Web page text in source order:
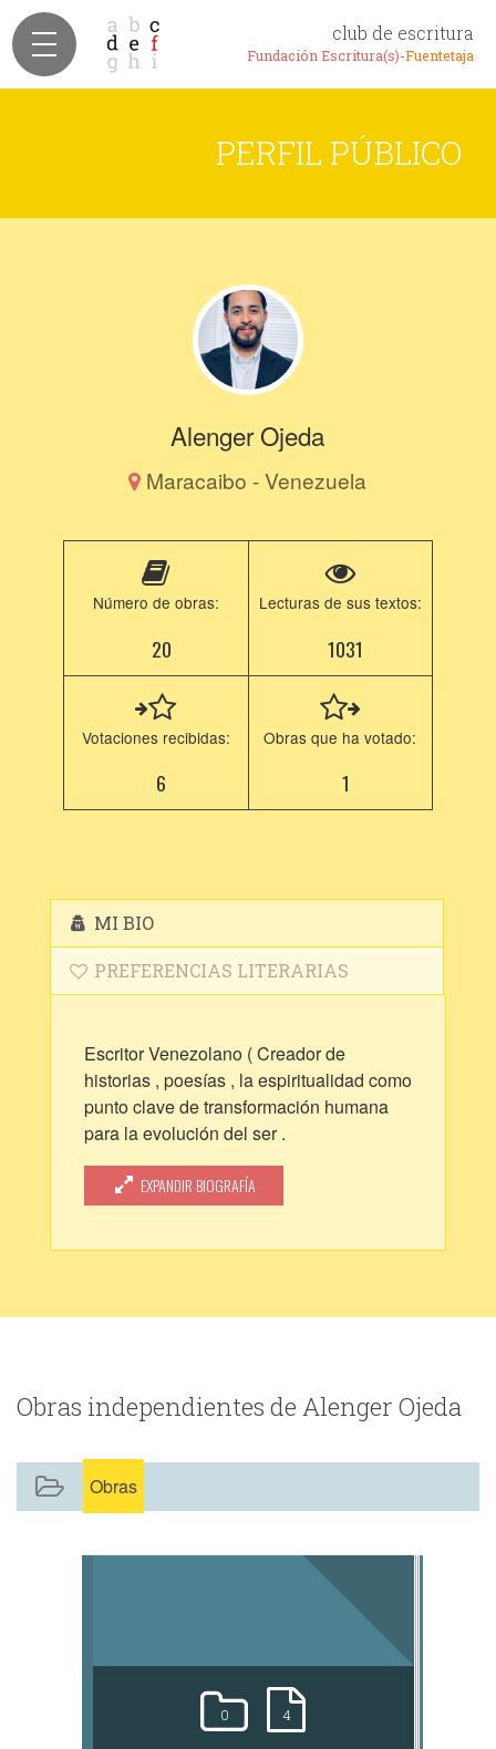
club de escritura
Fundación Escritura(s)-Fuentetaja
PERFIL PÚBLICO
Alenger Ojeda
Maracaibo - Venezuela
Número de obras:
20
Lecturas de sus textos:
1031
Votaciones recibidas:
6
Obras que ha votado:
1
MI BIO
PREFERENCIAS LITERARIAS
Escritor Venezolano ( Creador de
historias , poesías , la espiritualidad como
punto clave de transformación humana
para la evolución del ser .
Autor de libros de inspiración personal
El comienzo de cada ser espiritual
20 días de oscuridad ( Amazon )
de la sombra.
EXPANDIR BIOGRAFÍA
Obras independientes de Alenger Ojeda
Obras
0 4